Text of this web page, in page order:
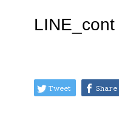
LINE_cont
Tweet Share